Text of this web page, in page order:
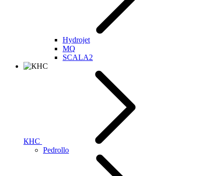
Hydrojet
MQ
SCALA2
КНС
Pedrollo